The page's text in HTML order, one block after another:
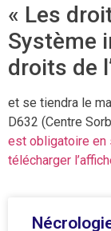
« Les
Système
droits de
et se tiendra le
D632 (Centre
est obligatoire en
télécharger